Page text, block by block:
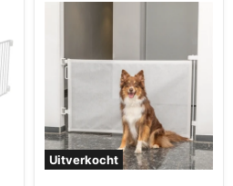
Uitverkocht